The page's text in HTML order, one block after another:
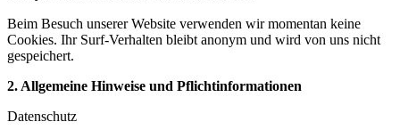
Beim Besuch unserer Website verwenden wir momentan keine
Cookies. Ihr Surf-Verhalten bleibt anonym und wird von uns nicht
gespeichert.
2. Allgemeine Hinweise und Pflichtinformationen
Datenschutz